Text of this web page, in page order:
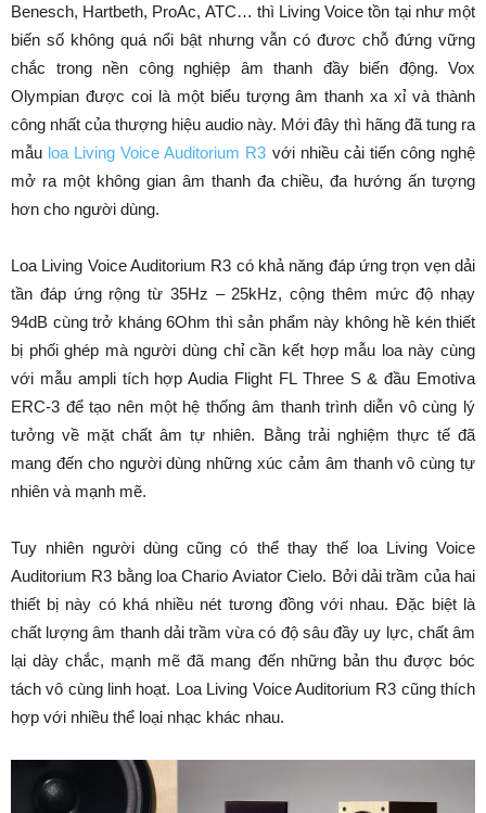
Benesch, Hartbeth, ProAc, ATC… thì Living Voice tồn tại như một
biến số không quá nổi bật nhưng vẫn có đươc chỗ đứng vững
chắc trong nền công nghiệp âm thanh đầy biến động. Vox
Olympian được coi là một biểu tượng âm thanh xa xỉ và thành
công nhất của thượng hiệu audio này. Mới đây thì hãng đã tung ra
mẫu loa Living Voice Auditorium R3 với nhiều cải tiến công nghệ
mở ra một không gian âm thanh đa chiều, đa hướng ấn tượng
hơn cho người dùng.
Loa Living Voice Auditorium R3 có khả năng đáp ứng trọn vẹn dải
tần đáp ứng rộng từ 35Hz – 25kHz, cộng thêm mức độ nhạy
94dB cùng trở kháng 6Ohm thì sản phẩm này không hề kén thiết
bị phối ghép mà người dùng chỉ cần kết hợp mẫu loa này cùng
với mẫu ampli tích hợp Audia Flight FL Three S & đầu Emotiva
ERC-3 để tạo nên một hệ thống âm thanh trình diễn vô cùng lý
tưởng về mặt chất âm tự nhiên. Bằng trải nghiệm thực tế đã
mang đến cho người dùng những xúc cảm âm thanh vô cùng tự
nhiên và mạnh mẽ.
Tuy nhiên người dùng cũng có thể thay thế loa Living Voice
Auditorium R3 bằng loa Chario Aviator Cielo. Bởi dải trầm của hai
thiết bị này có khá nhiều nét tương đồng với nhau. Đặc biệt là
chất lượng âm thanh dải trầm vừa có độ sâu đầy uy lực, chất âm
lại dày chắc, mạnh mẽ đã mang đến những bản thu được bóc
tách vô cùng linh hoạt. Loa Living Voice Auditorium R3 cũng thích
hợp với nhiều thể loại nhạc khác nhau.